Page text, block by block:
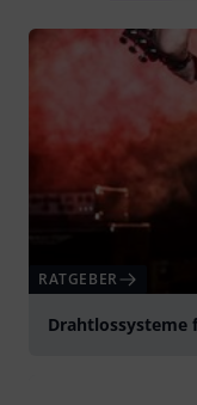
RATGEBER
Drahtlossysteme